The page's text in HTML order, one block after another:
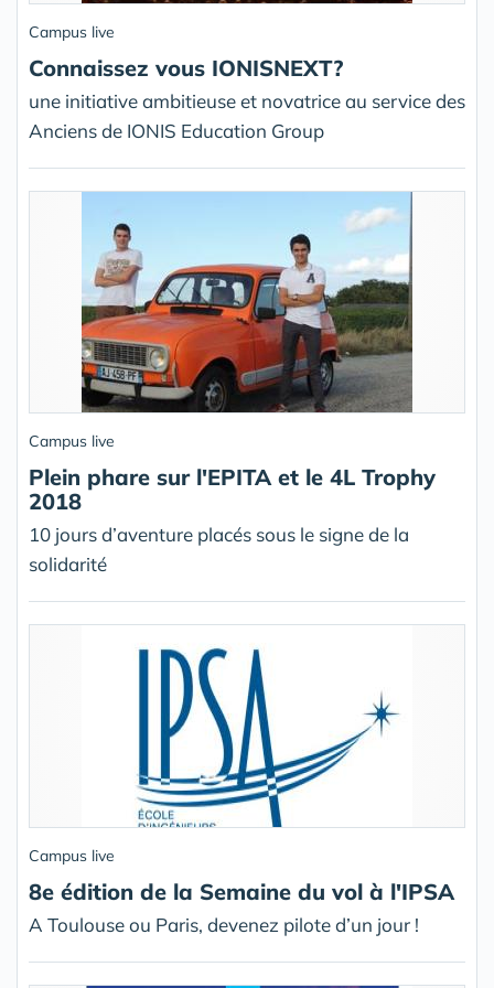
Campus live
Connaissez vous IONISNEXT?
une initiative ambitieuse et novatrice au service des
Anciens de IONIS Education Group
Campus live
Plein phare sur l'EPITA et le 4L Trophy
2018
10 jours d’aventure placés sous le signe de la
solidarité
Campus live
8e édition de la Semaine du vol à l'IPSA
A Toulouse ou Paris, devenez pilote d’un jour !